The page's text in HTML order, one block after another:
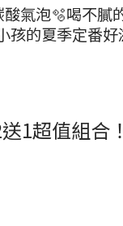
氣泡🫧喝不膩
的夏季定番好
1超值組合！